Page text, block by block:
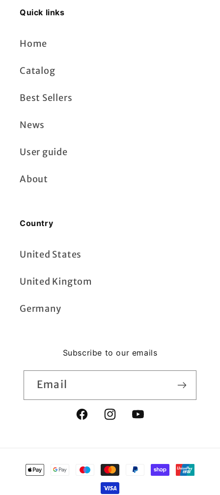
Quick links
Home
Catalog
Best Sellers
News
User guide
About
Country
United States
United Kingtom
Germany
Subscribe to our emails
Email
FacebookInstagramYouTube
Payment
methods